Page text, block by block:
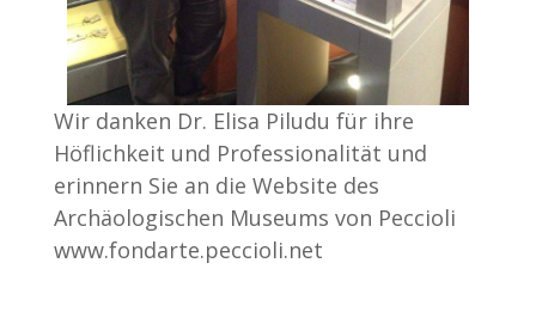
Wir danken Dr. Elisa Piludu für ihre
Höflichkeit und Professionalität und
erinnern Sie an die Website des
Archäologischen Museums von Peccioli
www.fondarte.peccioli.net